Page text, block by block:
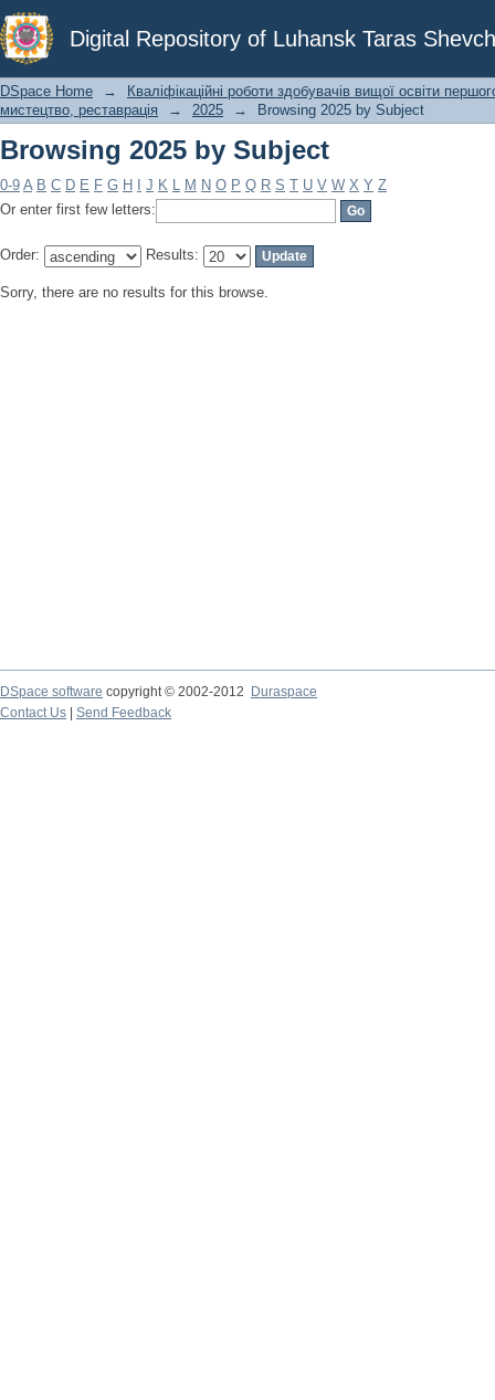
Digital Repository of Luhansk Taras
Browsing 2025 by Subject
DSpace Home →
Кваліфікаційні роботи здобувачів вищої освіти
мистецтво, реставрація
→ 2025 → Browsing 2025 by Subject
Browsing 2025 by Subject
0-9 A B C D E F G H J K L M N O P Q R S T U V W X Y Z
Or enter first few letters:
Order: Results:
Sorry, there are no results for this browse.
DSpace software copyright © 2002-2012
Duraspace
Contact Us
Send Feedback